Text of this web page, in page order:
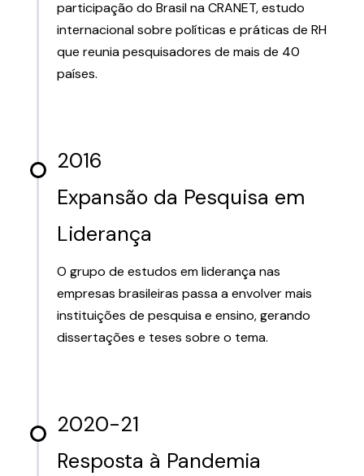
participação do Brasil na CRANET, estudo
internacional sobre políticas e práticas de RH
que reunia pesquisadores de mais de 40
países.
2016
Expansão da Pesquisa em
Liderança
O grupo de estudos em liderança nas
empresas brasileiras passa a envolver mais
instituições de pesquisa e ensino, gerando
dissertações e teses sobre o tema.
2020-21
Resposta à Pandemia